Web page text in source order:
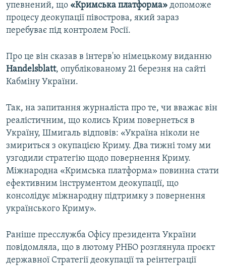
Усі сайти RFE/RL
упевнений, що «Кримська платформа» допоможе
процесу деокупації півострова, який зараз
перебуває під контролем Росії.
Про це він сказав в інтерв'ю німецькому виданню
Handelsblatt, опублікованому 21 березня на сайті
Кабміну України.
Так, на запитання журналіста про те, чи вважає він
реалістичним, що колись Крим повернеться в
Україну, Шмигаль відповів: «Україна ніколи не
змириться з окупацією Криму. Два тижні тому ми
узгодили стратегію щодо повернення Криму.
Міжнародна «Кримська платформа» повинна стати
ефективним інструментом деокупації, що
консолідує міжнародну підтримку з повернення
українського Криму».
Раніше пресслужба Офісу президента України
повідомляла, що в лютому РНБО розглянула проєкт
державної Стратегії деокупації та реінтеграції